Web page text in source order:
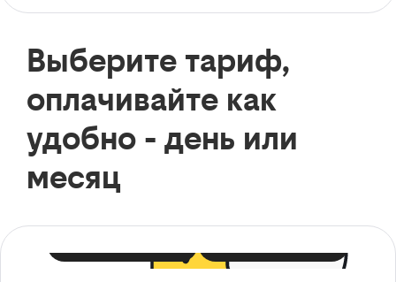
Выберите тариф,
оплачивайте как
удобно - день или
месяц